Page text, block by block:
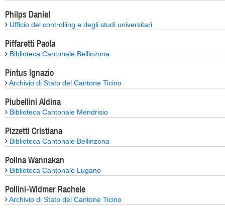
Philps Daniel
Ufficio del controlling e degli studi universitari
Piffaretti Paola
Biblioteca Cantonale Bellinzona
Pintus Ignazio
Archivio di Stato del Cantone Ticino
Piubellini Aldina
Biblioteca Cantonale Mendrisio
Pizzetti Cristiana
Biblioteca Cantonale Bellinzona
Polina Wannakan
Biblioteca Cantonale Lugano
Pollini-Widmer Rachele
Archivio di Stato del Cantone Ticino